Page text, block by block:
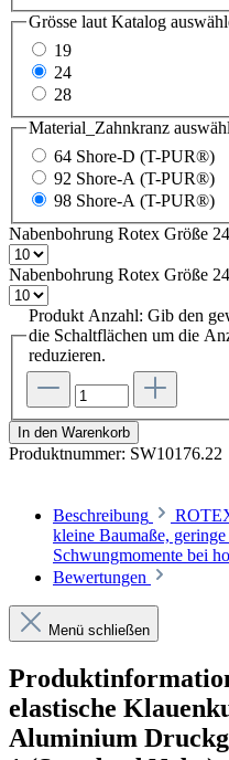
Grösse laut Katalog
19
24
28
Material_Zahnkranz
64 Shore-D (T-PUR®)
92 Shore-A (T-PUR®)
98 Shore-A (T-PUR®)
Nabenbohrung Rotex Größe
Nabenbohrung Rotex Größe
Produkt Anzahl: Gib den
die Schaltflächen um die
reduzieren.
In den Warenkorb
Produktnummer: SW10176.22
Beschreibung
kleine Baumaße,
Schwungmomente bei
Bewertungen
Menü schließen
elastische
Aluminium